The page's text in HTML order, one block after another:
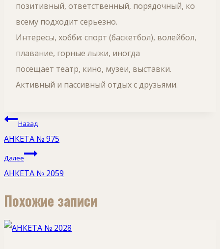
позитивный, ответственный, порядочный, ко
всему подходит серьезно.
Интересы, хобби: спорт (баскетбол), волейбол,
плавание, горные лыжи, иногда
посещает театр, кино, музеи, выставки.
Активный и пассивный отдых с друзьями.
Навигация
по
записям
Назад
АНКЕТА № 975
Далее
АНКЕТА № 2059
Похожие записи